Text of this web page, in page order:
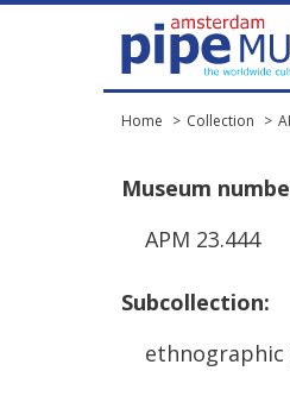
Home Collection
Museum
APM 23.444
Subcollection:
ethnographic